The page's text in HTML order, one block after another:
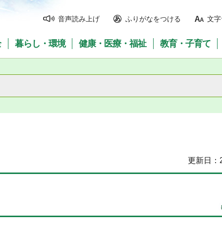
音声読み上げ ふりがなをつける 文
暮らし・環境 健康・医療・福祉 教育・子育て
更新日：